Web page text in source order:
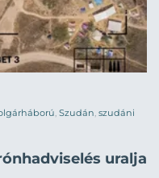
Szudán szudáni
uralja